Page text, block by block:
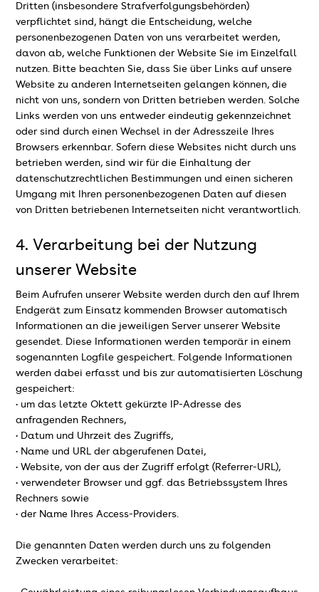
Dritten (insbesondere Strafverfolgungsbehörden)
verpflichtet sind, hängt die Entscheidung, welche
personenbezogenen Daten von uns verarbeitet werden,
davon ab, welche Funktionen der Website Sie im Einzelfall
nutzen. Bitte beachten Sie, dass Sie über Links auf unsere
Website zu anderen Internetseiten gelangen können, die
nicht von uns, sondern von Dritten betrieben werden. Solche
Links werden von uns entweder eindeutig gekennzeichnet
oder sind durch einen Wechsel in der Adresszeile Ihres
Browsers erkennbar. Sofern diese Websites nicht durch uns
betrieben werden, sind wir für die Einhaltung der
datenschutzrechtlichen Bestimmungen und einen sicheren
Umgang mit Ihren personenbezogenen Daten auf diesen
von Dritten betriebenen Internetseiten nicht verantwortlich.
4. Verarbeitung bei der Nutzung
unserer Website
Beim Aufrufen unserer Website werden durch den auf Ihrem
Endgerät zum Einsatz kommenden Browser automatisch
Informationen an die jeweiligen Server unserer Website
gesendet. Diese Informationen werden temporär in einem
sogenannten Logfile gespeichert. Folgende Informationen
werden dabei erfasst und bis zur automatisierten Löschung
gespeichert:
• um das letzte Oktett gekürzte IP-Adresse des
anfragenden Rechners,
• Datum und Uhrzeit des Zugriffs,
• Name und URL der abgerufenen Datei,
• Website, von der aus der Zugriff erfolgt (Referrer-URL),
• verwendeter Browser und ggf. das Betriebssystem Ihres
Rechners sowie
• der Name Ihres Access-Providers.
Die genannten Daten werden durch uns zu folgenden
Zwecken verarbeitet: